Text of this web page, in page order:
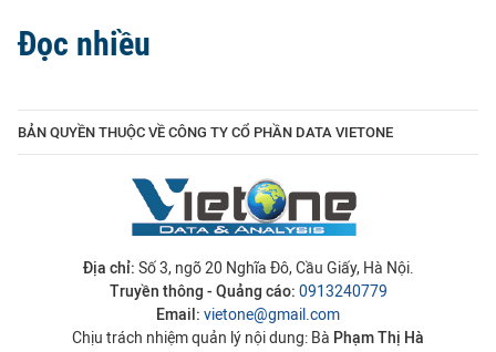
Đọc nhiều
BẢN QUYỀN THUỘC VỀ CÔNG TY CỔ PHẦN DATA VIETONE
Địa chỉ: Số 3, ngõ 20 Nghĩa Đô, Cầu Giấy, Hà Nội.
Truyền thông - Quảng cáo: 0913240779
Email: vietone@gmail.com
Chịu trách nhiệm quản lý nội dung: Bà Phạm Thị Hà